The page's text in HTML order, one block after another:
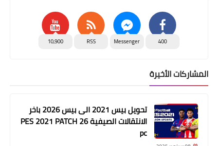
400
Messenger
RSS
10,900
المشاركات الأخيرة
تحويل بيس 2021 الى بيس 2026 باخر
الانتقالات الصيفية PES 2021 PATCH 26
pc